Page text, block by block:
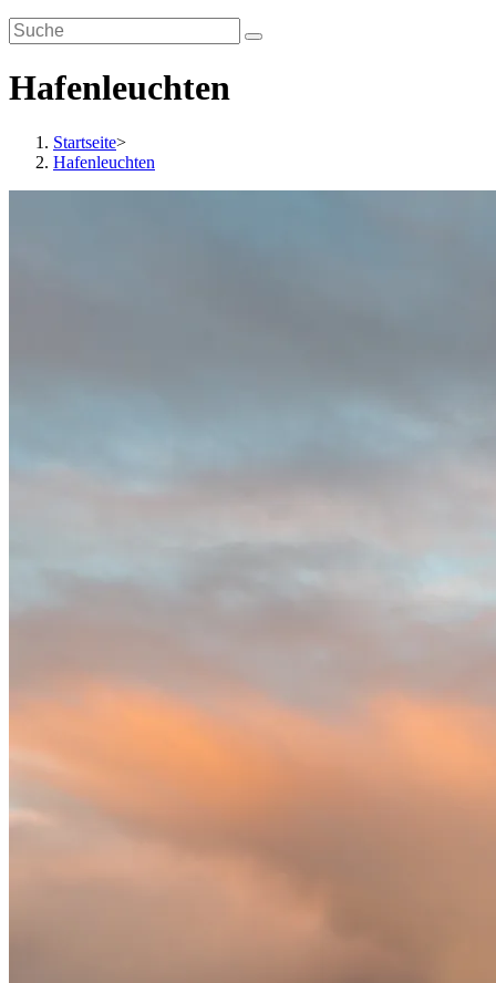
Hafenleuchten
Startseite>
Hafenleuchten